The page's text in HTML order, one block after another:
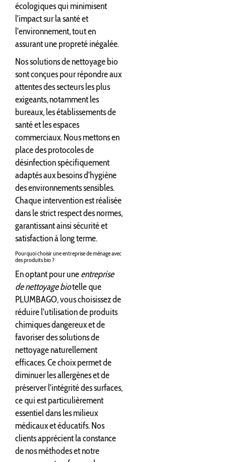
écologiques qui minimisent
l'impact sur la santé et
l'environnement, tout en
assurant une propreté inégalée.
Nos solutions de nettoyage bio
sont conçues pour répondre aux
attentes des secteurs les plus
exigeants, notamment les
bureaux, les établissements de
santé et les espaces
commerciaux. Nous mettons en
place des protocoles de
désinfection spécifiquement
adaptés aux besoins d'hygiène
des environnements sensibles.
Chaque intervention est réalisée
dans le strict respect des normes,
garantissant ainsi sécurité et
satisfaction à long terme.
Pourquoi choisir une entreprise de ménage avec
des produits bio ?
En optant pour uneentreprise
de nettoyage biotelle que
PLUMBAGO, vous choisissez de
réduire l'utilisation de produits
chimiques dangereux et de
favoriser des solutions de
nettoyage naturellement
efficaces. Ce choix permet de
diminuer les allergènes et de
préserver l'intégrité des surfaces,
ce qui est particulièrement
essentiel dans les milieux
médicaux et éducatifs. Nos
clients apprécient la constance
de nos méthodes et notre